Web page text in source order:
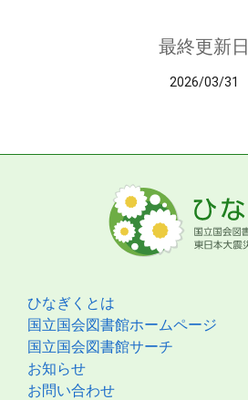
最終更新日
2026/03/31
ひなぎくとは
国立国会図書館ホームページ
国立国会図書館サーチ
お知らせ
お問い合わせ